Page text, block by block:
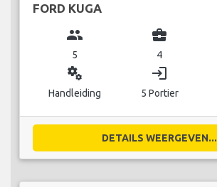
FORD KUGA
group
5
business_center
4
miscellaneous_services
Handleiding
login
5 Portier
DETAILS WEERGEVEN...